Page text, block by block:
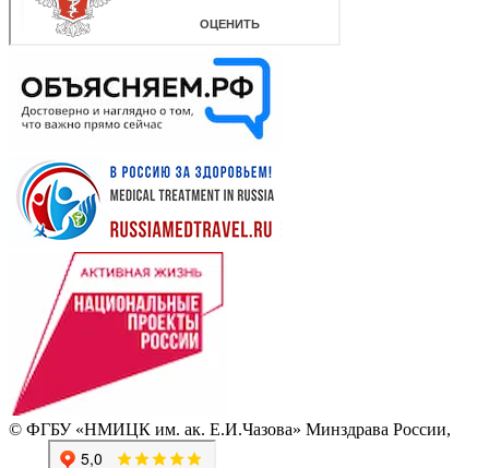
© ФГБУ «НМИЦК им. ак. Е.И.Чазова» Минздрава России,